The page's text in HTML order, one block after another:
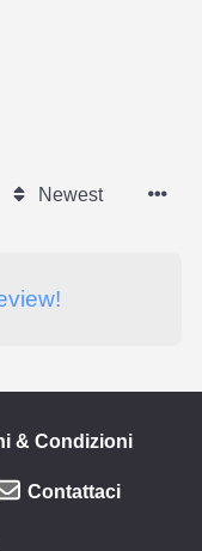
Newest
& Condizioni
Contattaci